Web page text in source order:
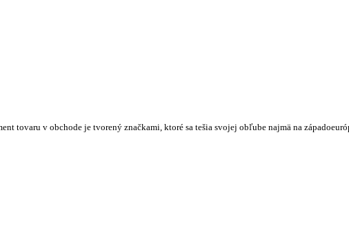
tovaru v obchode je tvorený značkami, ktoré sa tešia svojej obľube najmä na